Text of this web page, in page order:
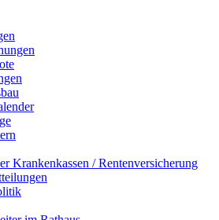
Krankenkassen / Rentenversicherung